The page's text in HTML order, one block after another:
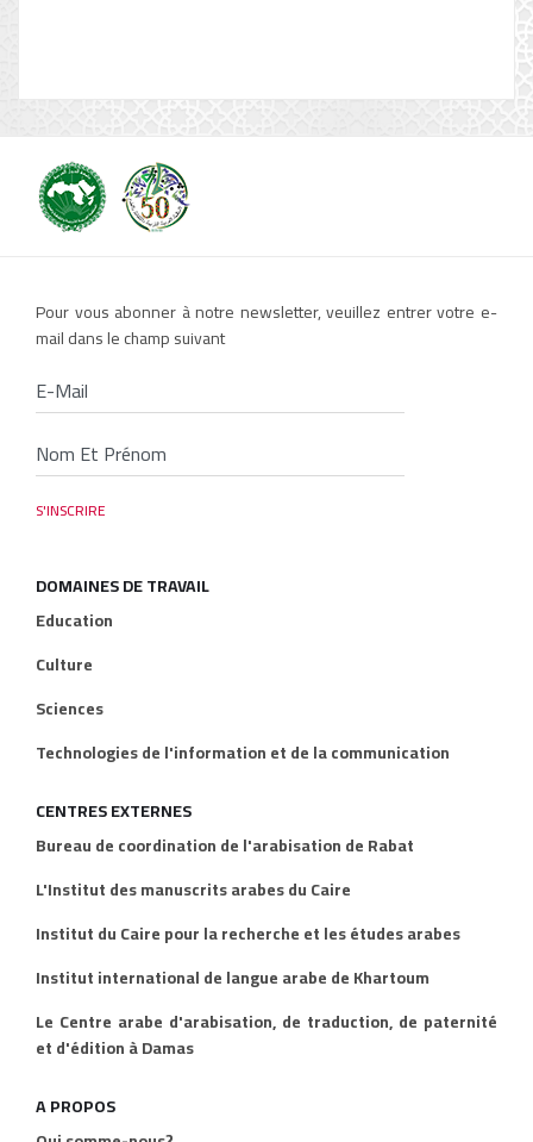
Pour vous abonner à notre newsletter, veuillez entrer votre e-
mail dans le champ suivant
DOMAINES DE TRAVAIL
Education
Culture
Sciences
Technologies de l'information et de la communication
CENTRES EXTERNES
Bureau de coordination de l'arabisation de Rabat
L'Institut des manuscrits arabes du Caire
Institut du Caire pour la recherche et les études arabes
Institut international de langue arabe de Khartoum
Le Centre arabe d'arabisation, de traduction, de paternité
et d'édition à Damas
A PROPOS